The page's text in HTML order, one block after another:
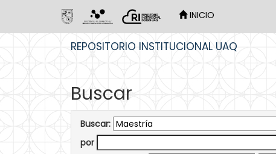
INICIO
REPOSITORIO INSTITUCIONAL UAQ
Buscar
Buscar:
por